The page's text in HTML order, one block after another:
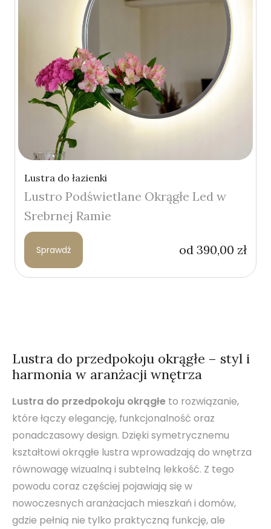
Lustra do łazienki
Lustro Podświetlane Okrągłe Led w
Srebrnej Ramie
Sprawdź od 390,00 zł
Lustra do przedpokoju okrągłe – styl i
harmonia w aranżacji wnętrza
Lustra do przedpokoju okrągłe to rozwiązanie,
które łączy elegancję, funkcjonalność oraz
ponadczasowy design. Dzięki symetrycznemu
kształtowi okrągłe lustra wprowadzają do wnętrza
równowagę wizualną i subtelną lekkość. Z tego
powodu coraz częściej pojawiają się w
nowoczesnych aranżacjach mieszkań i domów,
gdzie pełnią nie tylko praktyczną funkcję, ale